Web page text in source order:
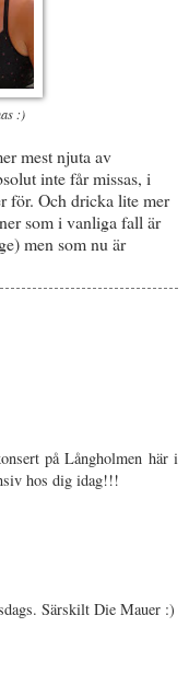
:)
mest njuta av
inte får missas, i
för. Och dricka lite mer
som i vanliga fall är
men som nu är
på Långholmen här i
hos dig idag!!!
Särskilt Die Mauer :)